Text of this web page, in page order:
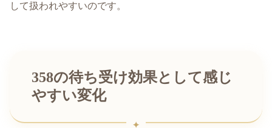
して扱われやすいのです。
358の待ち受け効果として感じ
やすい変化